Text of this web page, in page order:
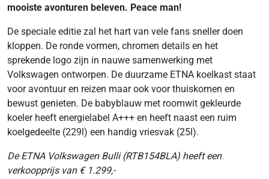
mooiste avonturen beleven. Peace man!
De speciale editie zal het hart van vele fans sneller doen
kloppen. De ronde vormen, chromen details en het
sprekende logo zijn in nauwe samenwerking met
Volkswagen ontworpen. De duurzame ETNA koelkast staat
voor avontuur en reizen maar ook voor thuiskomen en
bewust genieten. De babyblauw met roomwit gekleurde
koeler heeft energielabel A+++ en heeft naast een ruim
koelgedeelte (229l) een handig vriesvak (25l).
De ETNA Volkswagen Bulli (RTB154BLA) heeft een
verkoopprijs van € 1.299,-